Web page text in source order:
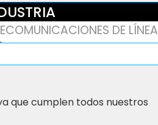
DE LÍNEA
que cumplen todos nuestros